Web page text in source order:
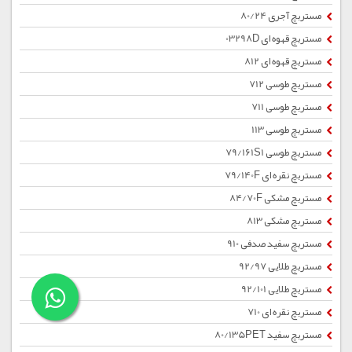
مستربچ آجری 80/24
مستربچ قهوه ای 03298D
مستربچ قهوه ای 812
مستربچ طوسی 712
مستربچ طوسی 711
مستربچ طوسی 113
مستربچ طوسی 79/161S1
مستربچ نقره ای 79/140F
مستربچ مشکی 84/70F
مستربچ مشکی 813
مستربچ سفید صدفی 910
مستربچ طلایی 92/97
مستربچ طلایی 92/101
مستربچ نقره ای 710
مستربچ سفید 80/135PET